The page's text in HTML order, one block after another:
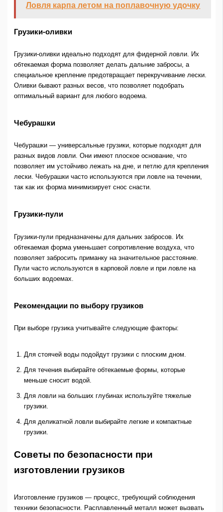
Ловля карпа летом на поплавочную удочку
Грузики-оливки
Грузики-оливки идеально подходят для фидерной ловли. Их
обтекаемая форма позволяет делать дальние забросы, а
специальное крепление предотвращает перекручивание лески.
Оливки бывают разных весов, что позволяет подобрать
оптимальный вариант для любого водоема.
Чебурашки
Чебурашки — универсальные грузики, которые подходят для
разных видов ловли. Они имеют плоское основание, что
позволяет им устойчиво лежать на дне, и петлю для крепления
лески. Чебурашки часто используются при ловле на течении,
так как их форма минимизирует снос снасти.
Грузики-пули
Грузики-пули предназначены для дальних забросов. Их
обтекаемая форма уменьшает сопротивление воздуха, что
позволяет забросить приманку на значительное расстояние.
Пули часто используются в карповой ловле и при ловле на
больших водоемах.
Рекомендации по выбору грузиков
При выборе грузика учитывайте следующие факторы:
Для стоячей воды подойдут грузики с плоским дном.
Для течения выбирайте обтекаемые формы, которые
меньше сносит водой.
Для ловли на больших глубинах используйте тяжелые
грузики.
Для деликатной ловли выбирайте легкие и компактные
грузики.
Советы по безопасности при
изготовлении грузиков
Изготовление грузиков — процесс, требующий соблюдения
техники безопасности. Расплавленный металл может вызвать